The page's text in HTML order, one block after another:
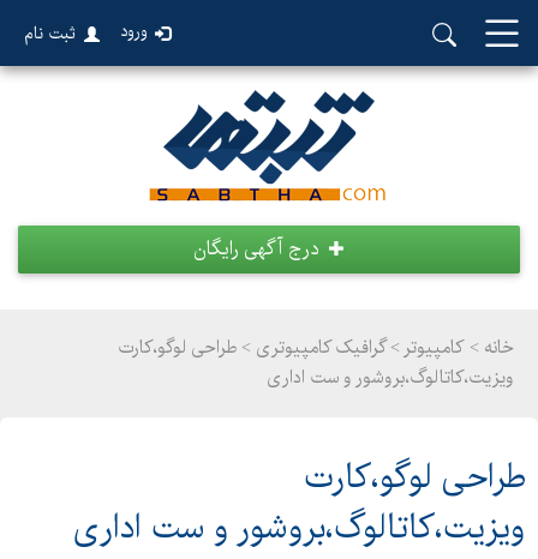
ورود ثبت نام
درج آگهی رایگان
خانه > کامپیوتر >گرافیک کامپیوتری > طراحی لوگو،کارت
ویزیت،کاتالوگ،بروشور و ست اداری
طراحی لوگو،کارت
ویزیت،کاتالوگ،بروشور و ست اداری